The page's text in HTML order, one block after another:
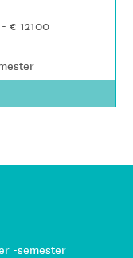
€ 12100
-semester